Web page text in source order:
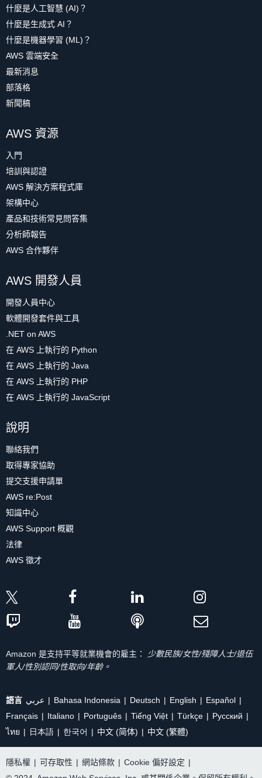
什麼是人工智慧 (AI)？
什麼是生成式 AI？
什麼是機器學習 (ML)？
AWS 雲端安全
最新消息
部落格
新聞稿
AWS 資源
入門
培訓與認證
AWS 解決方案程式庫
架構中心
產品和技術常見問答集
分析師報告
AWS 合作夥伴
AWS 開發人員
開發人員中心
軟體開發套件與工具
.NET on AWS
在 AWS 上執行的 Python
在 AWS 上執行的 Java
在 AWS 上執行的 PHP
在 AWS 上執行的 JavaScript
說明
聯絡我們
取得專家協助
提交支援申請單
AWS re:Post
知識中心
AWS Support 概觀
法律
AWS 徵才
Amazon 是支持平等就業機會的雇主：
少數民族/女性/殘障人士/退伍
軍人/性別認同/性取向/年齡。
語言 عربي Bahasa Indonesia Deutsch English
Español
Français
Italiano Português Tiếng Việt Türkçe
Ρусский
ไทย
日本語 한국어 中文 (简体) 中文 (繁體)
隱私權 | 可存取性 | 網站條款 | Cookie 偏好設定 |